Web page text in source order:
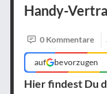
Handy-
0 Kommentare
auf bevorzugen
Hier findest Du